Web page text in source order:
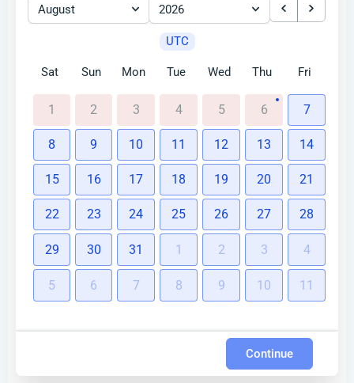
August 2026
UTC
Sat Sun Mon Tue Wed Thu Fri
1 2 3 4 5 6 7
8 9 10 11 12 13 14
15 16 17 18 19 20 21
22 23 24 25 26 27 28
29 30 31 1 2 3 4
5 6 7 8 9 10 11
Continue